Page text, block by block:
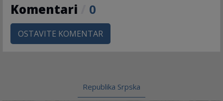
Komentari 0
OSTAVITE KOMENTAR
Republika Srpska